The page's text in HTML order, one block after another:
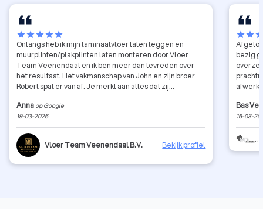
starstarstarstarstar
Onlangs heb ik mijn laminaatvloer laten leggen en
muurplinten/plakplinten laten monteren door Vloer
Team Veenendaal en ik ben meer dan tevreden over
het resultaat. Het vakmanschap van John en zijn broer
Robert spat er van af. Je merkt aan alles dat zij
mij mee, haalden zelfs betere plakplinten dan ik had
klaarliggen en lieten alles keurig opgeruimd achter
(terwijl dat niet eens in de prijs zat). De communicatie
met Mohamed verliep vlot en netjes. Hardwerkende
mannen met hart voor hun zaak. Een absolute aanrader!
Anna op Google
19-03-2026
Vloer Team Veenendaal B.V. Bekijk profiel
starstar
bezig
voeren
Bas
16-03-